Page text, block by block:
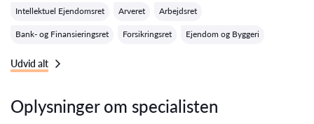
Intellektuel Ejendomsret Arveret Arbejdsret
Bank- og Finansieringsret Forsikringsret Ejendom og Byggeri
Udvid alt
Oplysninger om specialisten